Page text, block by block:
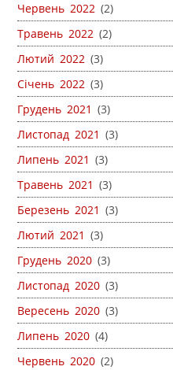
Червень 2022 (2)
Травень 2022 (2)
Лютий 2022 (3)
Січень 2022 (3)
Грудень 2021 (3)
Листопад 2021 (3)
Липень 2021 (3)
Травень 2021 (3)
Березень 2021 (3)
Лютий 2021 (3)
Грудень 2020 (3)
Листопад 2020 (3)
Вересень 2020 (3)
Липень 2020 (4)
Червень 2020 (2)